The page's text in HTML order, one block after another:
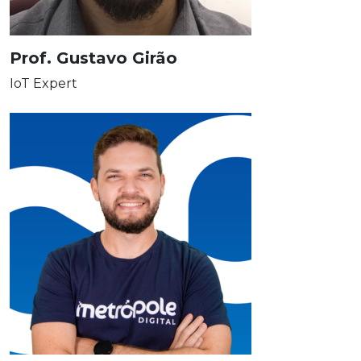
Prof. Gustavo Girão
IoT Expert